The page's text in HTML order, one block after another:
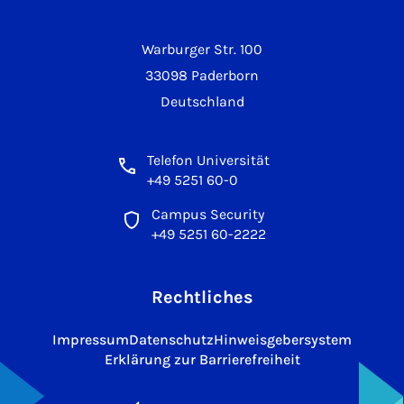
Warburger Str. 100
33098 Paderborn
Deutschland
Telefon Universität
+49 5251 60-0
Campus Security
+49 5251 60-2222
Rechtliches
ImpressumDatenschutzHinweisgebersystem
Erklärung zur Barrierefreiheit